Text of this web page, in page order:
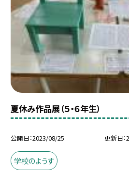
夏休み作品展（５・６年生）
公開日 2023/08/25 更新日
学校のようす